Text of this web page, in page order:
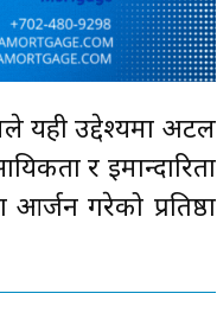
यही उद्देश्यमा अटल
र इमान्दारिता
गरेको प्रतिष्ठा